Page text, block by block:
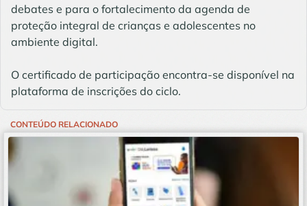
debates e para o fortalecimento da agenda de
proteção integral de crianças e adolescentes no
ambiente digital.
O certificado de participação encontra-se disponível na
plataforma de inscrições do ciclo.
CONTEÚDO RELACIONADO